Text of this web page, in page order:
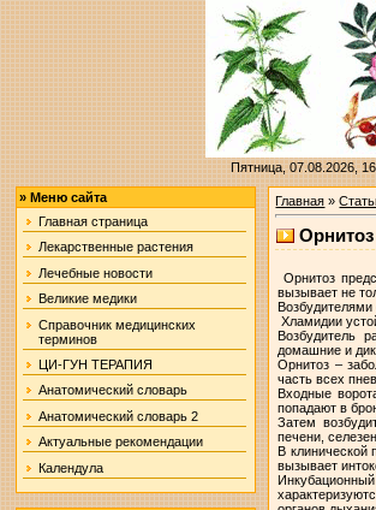
Пятница, 07.08.2026,
»Меню сайта
Главная страница
Лекарственные растения
Лечебные новости
Великие медики
Справочник медицинских
терминов
ЦИ-ГУН ТЕРАПИЯ
Анатомический словарь
Анатомический словарь 2
Актуальные рекомендации
Календула
Главная »
Орнитоз
Орнитоз
вызывает не
Хламидии
Возбудитель
домашние и
Орнитоз –
часть всех
Входные
попадают в
Затем
печени,
В клинической
вызывает